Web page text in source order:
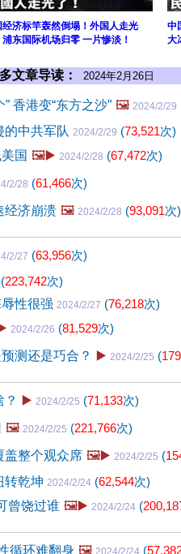
经济标竿轰然倒塌！外国人走光
浦东国际机场归零 一片惨淡！
中
大
文章导读： 2024年2月26日
香港变“东方之沙” 🖼️ 2024/2/29
的中共军队 2024/2/29 (73,521次)
国 🖼️▶️ 2024/2/28 (67,472次)
2/28 (61,466次)
经济崩溃 🖼️ 2024/2/28 (93,091次)
2/27 (63,956次)
(223,742次)
性很强 2024/2/27 (76,218次)
2024/2/26 (81,529次)
测还是巧合？ ▶️ 2024/2/25 (
▶️ 2024/2/25 (71,133次)
🖼️ 2024/2/25 (221,766次)
盖整个观众席 🖼️▶️ 2024/2/25 (
转乾坤 2024/2/24 (62,544次)
曾饶过谁 🖼️▶️ 2024/2/24 (
循环难翻身 🖼️ 2024/2/24 (